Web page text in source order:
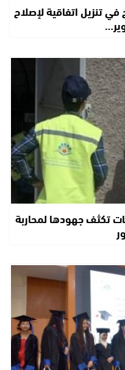
في تنزيل اتفاقية لإصلاح
تكثف جهودها لمحاربة